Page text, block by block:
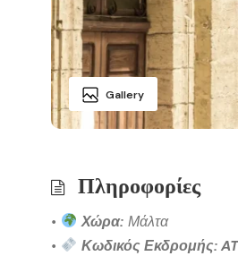
Gallery
Πληροφορίες
• Χώρα: Μάλτα
•
Κωδικός Εκδρομής: